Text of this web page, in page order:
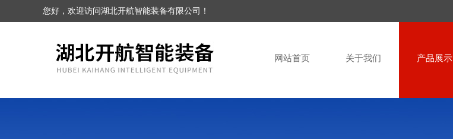
您好，欢迎访问湖北开航智能装备有限公司！
网站首页 关于我们 产品展示